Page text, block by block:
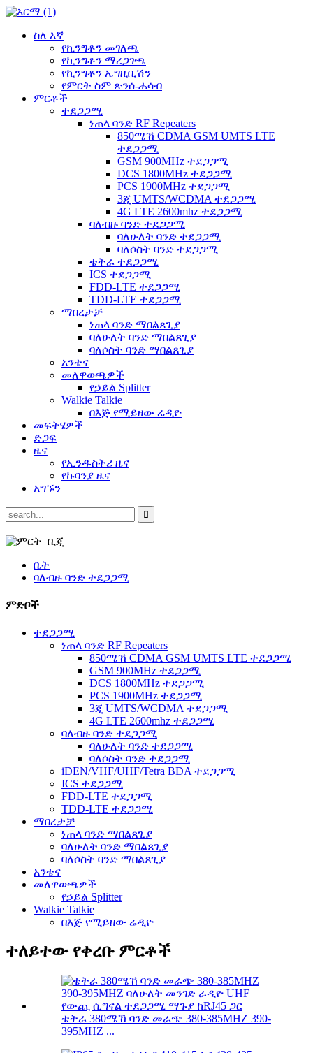
ስለ እኛ
የኪንግቶን መገለጫ
የኪንግቶን ማረጋገጫ
የኪንግቶን ኤግዚቢሽን
የምርት ስም ጽንሰ-ሐሳብ
ምርቶች
ተደጋጋሚ
ነጠላ ባንድ RF Repeaters
850ሜኸ CDMA GSM UMTS LTE
ተደጋጋሚ
GSM 900MHz ተደጋጋሚ
DCS 1800MHz ተደጋጋሚ
PCS 1900MHz ተደጋጋሚ
3ጂ UMTS/WCDMA ተደጋጋሚ
4G LTE 2600mhz ተደጋጋሚ
ባለብዙ ባንድ ተደጋጋሚ
ባለሁለት ባንድ ተደጋጋሚ
ባለሶስት ባንድ ተደጋጋሚ
ቴትራ ተደጋጋሚ
ICS ተደጋጋሚ
FDD-LTE ተደጋጋሚ
TDD-LTE ተደጋጋሚ
ማበረታቻ
ነጠላ ባንድ ማበልጸጊያ
ባለሁለት ባንድ ማበልጸጊያ
ባለሶስት ባንድ ማበልጸጊያ
አንቴና
መለዋወጫዎች
የኃይል Splitter
Walkie Talkie
በእጅ የሚይዘው ሬዲዮ
መፍትሄዎች
ድጋፍ
ዜና
የኢንዱስትሪ ዜና
የኩባንያ ዜና
አግኙን
ቤት
ባለብዙ ባንድ ተደጋጋሚ
ምድቦች
ተደጋጋሚ
ነጠላ ባንድ RF Repeaters
850ሜኸ CDMA GSM UMTS LTE ተደጋጋሚ
GSM 900MHz ተደጋጋሚ
DCS 1800MHz ተደጋጋሚ
PCS 1900MHz ተደጋጋሚ
3ጂ UMTS/WCDMA ተደጋጋሚ
4G LTE 2600mhz ተደጋጋሚ
ባለብዙ ባንድ ተደጋጋሚ
ባለሁለት ባንድ ተደጋጋሚ
ባለሶስት ባንድ ተደጋጋሚ
iDEN/VHF/UHF/Tetra BDA ተደጋጋሚ
ICS ተደጋጋሚ
FDD-LTE ተደጋጋሚ
TDD-LTE ተደጋጋሚ
ማበረታቻ
ነጠላ ባንድ ማበልጸጊያ
ባለሁለት ባንድ ማበልጸጊያ
ባለሶስት ባንድ ማበልጸጊያ
አንቴና
መለዋወጫዎች
የኃይል Splitter
Walkie Talkie
በእጅ የሚይዘው ሬዲዮ
ተለይተው የቀረቡ ምርቶች
ቴትራ 380ሜኸ ባንድ መራጭ 380-385MHZ 390-
395MHZ ...